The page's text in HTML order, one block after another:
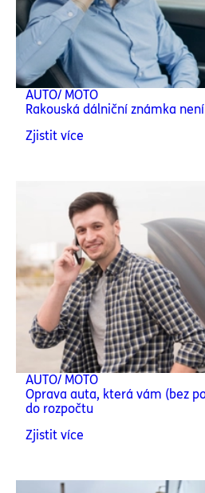
AUTO/ MOTO
Rakouská dálniční známka
Zjistit více
AUTO/ MOTO
Oprava auta, která vám (bez
do rozpočtu
Zjistit více